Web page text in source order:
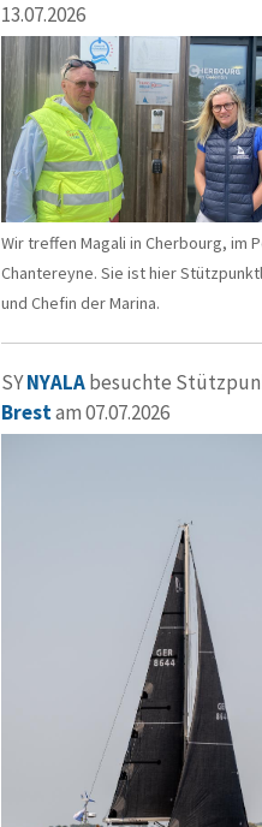
13.07.2026
Wir treffen Magali in Cherbourg, im
Chantereyne. Sie ist hier
und Chefin der Marina.
SYNYALAbesuchte
Brestam 07.07.2026